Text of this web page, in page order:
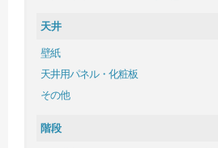
天井
壁紙
天井用パネル・化粧板
その他
階段